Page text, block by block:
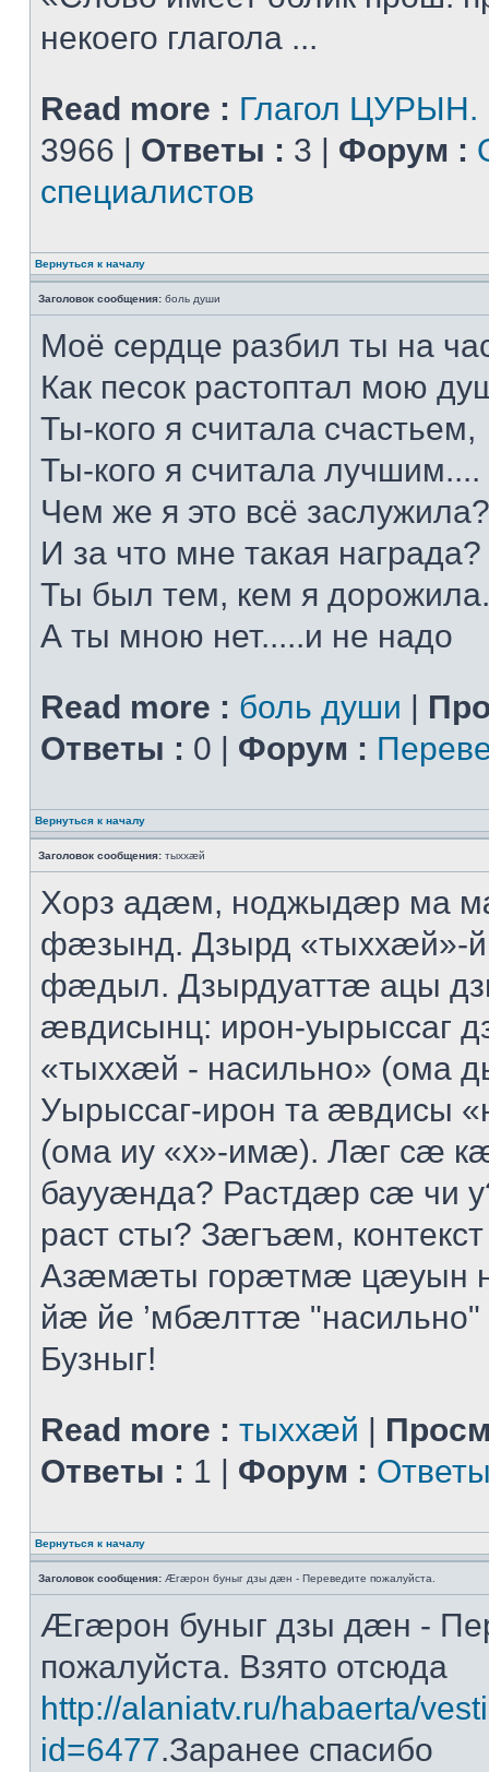
некоего глагола ...
Read more : Глагол ЦУРЫН.
3966 | Ответы : 3 | Форум :
специалистов
Вернуться к началу
Заголовок сообщения: боль души
Моё сердце разбил ты на
Как песок растоптал мою
Ты-кого я считала счастьем,
Ты-кого я считала лучшим....
Чем же я это всё заслужила?
И за что мне такая награда?
Ты был тем, кем я
А ты мною нет.....и не надо
Read more : боль души |
Ответы : 0 | Форум :
Вернуться к началу
Заголовок сообщения: тыххӕй
Хорз адӕм, ноджыдӕр ма
фӕзынд. Дзырд «тыххӕй»-
фӕдыл. Дзырдуаттӕ ацы
ӕвдисынц: ирон-уырыссаг
«тыххӕй - насильно» (ома
Уырыссаг-ирон та ӕвдисы
(ома иу «х»-имӕ). Лӕг сӕ
баууӕнда? Растдӕр сӕ чи
раст сты? Зӕгъӕм,
Азӕмӕты горӕтмӕ
йӕ йе ’мбӕлттӕ "насильно"
Бузныг!
Read more : тыххӕй |
Ответы : 1 | Форум :
Вернуться к началу
Заголовок сообщения: Æгæрон буныг дзы дæн - Переведите пожалуйста.
Æгæрон буныг дзы дæн -
пожалуйста. Взято отсюда
http://alaniatv.ru/habaerta/
id=6477.Заранее спасибо